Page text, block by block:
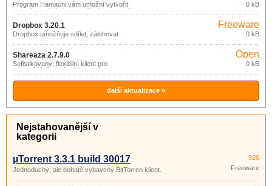
Program Hamachi vám umožní vytvořit
vlastní virtuální síť. Vytvoření soukromé
sítě vás v používání internetu nijak
neovlivní. S aplikací Hamachi zdarma
vytvoříte VPN síť, ve které mohou
počítače mezi sebou komunikovat.
0 kB
Dropbox 3.20.1
Dropbox umožňuje sdílet, zálohovat
nebo synchronizovat vaše soubory
prostřednictvím online služby (zdarma
do 2GB dat).
Freeware
0 kB
Shareaza 2.7.9.0
Sofistikovaný, flexibilní klient pro
vyhledávání a sdílení souborů v P2P
sítích eDonkey2000, Gnutella, BitTorrent
a Gnutella2 (G2).
Open
source
(gpl)
0 kB
další aktualizace »
Nejstahovanější v
kategorii
µTorrent 3.3.1 build 30017
Jednoduchý, ale bohatě vybavený BitTorren klient.
926
Freeware